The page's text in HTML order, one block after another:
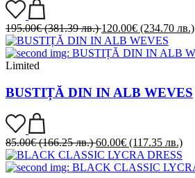
195.00€ (381.39 лв.) 120.00€ (234.70 лв.)
Limited
BUSTIȚĂ DIN IN ALB WEVES
85.00€ (166.25 лв.) 60.00€ (117.35 лв.)